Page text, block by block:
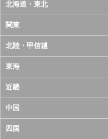
北海道・東北
北海道
青森県
岩手県
宮城県
秋田県
山形県
関東
東京都
神奈川県
千葉県
埼玉県
茨城県
北陸・甲信越
山梨県
長野県
新潟県
富山県
東海
愛知県
岐阜県
三重県
近畿
大阪府
京都府
中国
鳥取県
四国